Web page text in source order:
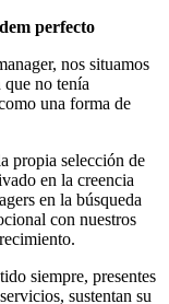
perfecto
nos situamos
no tenía
una forma de
propia selección de
en la creencia
en la búsqueda
con nuestros
siempre, presentes
sustentan su